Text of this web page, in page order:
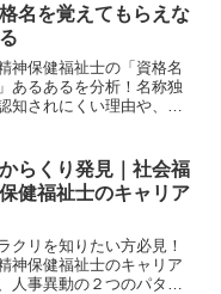
名を覚えてもらえな
神保健福祉士の「資格名
あるあるを分析！名称独
知されにくい理由や、現
て解説します。
らくり発見｜社会福
健福祉士のキャリア
クリを知りたい方必見！
神保健福祉士のキャリア
人事異動の２つのパター